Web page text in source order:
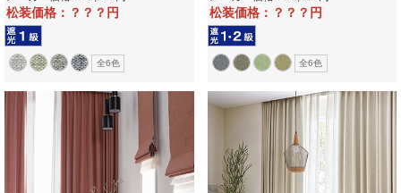
松装価格：？？？
全6色
松装価格：？？？
全6色